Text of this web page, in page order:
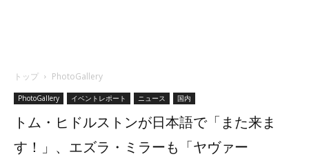
トップ PhotoGallery
PhotoGallery イベントレポート ニュース 国内
トム・ヒドルストンが日本語で「また来ま
す！」、エズラ・ミラーも「ヤヴァー